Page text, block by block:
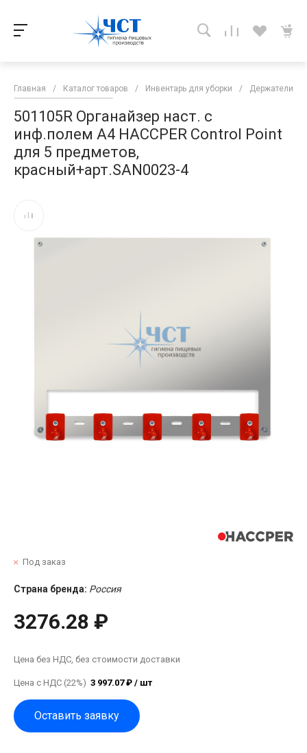
Главная / Каталог товаров / Инвентарь для уборки / Держатели
501105R Органайзер наст. c
инф.полем А4 HACCPER Control Point
для 5 предметов,
красный+арт.SAN0023-4
Под заказ
Страна бренда: Россия
3276.28 ₽
Цена без НДС, без стоимости доставки
Цена с НДС (22%) 3 997.07 ₽ / шт
Оставить заявку